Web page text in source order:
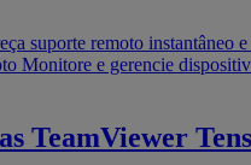
suporte remoto instantâneo
Monitore e gerencie
TeamViewer